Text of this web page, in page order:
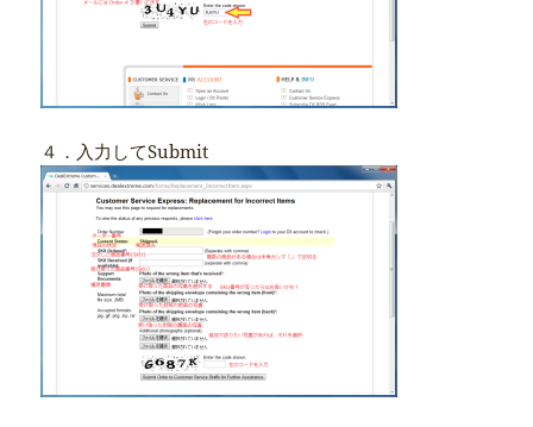
４．入力してSubmit